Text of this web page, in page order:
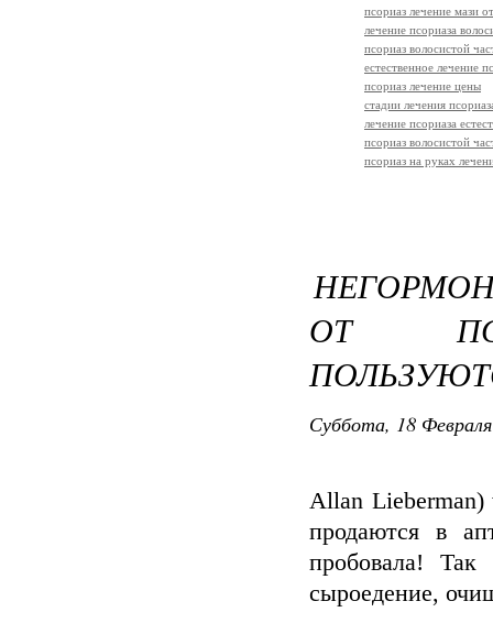
псориаз лечение мази
лечение псориаза
псориаз волосистой
естественное лечение
псориаз лечение цены
стадии лечения
лечение псориаза
псориаз волосистой
псориаз на руках
ОТ
Суббота, 18
Allan
продаются в
пробовала!
сыроедение,